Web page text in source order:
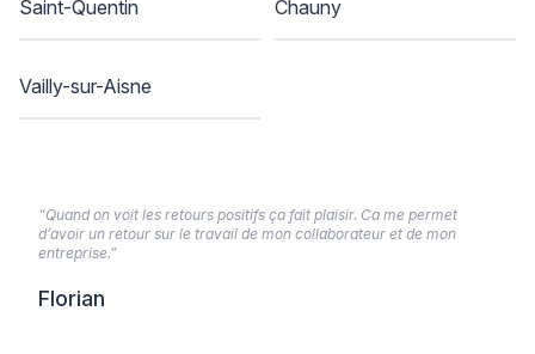
Saint-Quentin Chauny
Vailly-sur-Aisne
“Quand on voit les retours positifs ça fait plaisir. Ca me permet
d’avoir un retour sur le travail de mon collaborateur et de mon
entreprise.”
Florian